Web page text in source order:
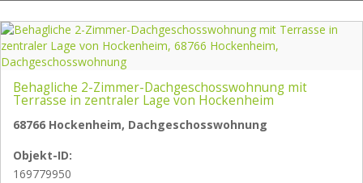
Behagliche 2-Zimmer-Dachgeschosswohnung mit
Terrasse in zentraler Lage von Hockenheim
68766 Hockenheim, Dachgeschosswohnung
Objekt-ID:
169779950